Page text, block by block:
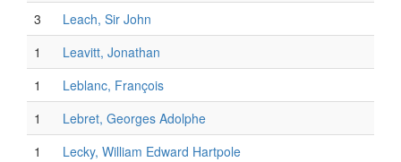
3
Leach, Sir John
1
Leavitt, Jonathan
1
Leblanc, François
1
Lebret, Georges Adolphe
1
Lecky, William Edward Hartpole